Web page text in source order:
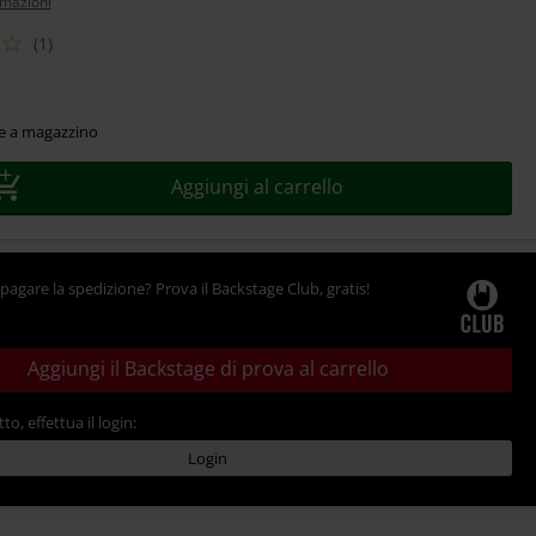
(1)
a magazzino
Aggiungi al carrello
la spedizione? Prova il Backstage Club, gratis!
Aggiungi il Backstage di prova al carrello
effettua il login:
Login